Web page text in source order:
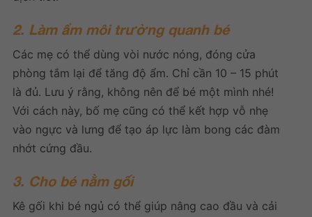
2. Làm ẩm môi trường quanh bé
Các mẹ có thể dùng vòi nước nóng, đóng cửa
phòng tắm lại để tăng độ ẩm. Chỉ cần 10 – 15 phút
là đủ. Lưu ý rằng, không nên để bé một mình nhé!
Với cách này, bố mẹ cũng có thể kết hợp vỗ nhẹ
vào ngực và lưng để tạo áp lực làm bong các đàm
nhớt cứng đầu.
3. Cho bé nằm gối
Kê gối khi bé ngủ có thể giúp nâng cao đầu và cải